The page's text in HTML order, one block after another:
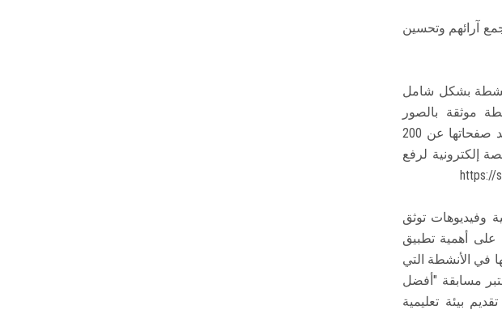
آرائهم وتحسين
بشكل شامل
موثقة بالصور
والفيديوهات إلى جانب تقديم المجلة الورقية التي تتضمن كافة الأنشطة المنفذة بشرط ألا تزيد صفحاتها عن 200
إلكترونية لرفع
وفيديوهات توثق
على أهمية تطبيق
في الأنشطة التي
مسابقة "أفضل
بيئة تعليمية